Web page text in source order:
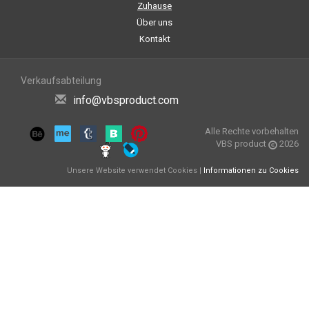
Zuhause
Über uns
Kontakt
Verkaufsabteilung
info@vbsproduct.com
Alle Rechte vorbehalten
VBS product
2026
Unsere Website verwendet Cookies | Informationen zu Cookies